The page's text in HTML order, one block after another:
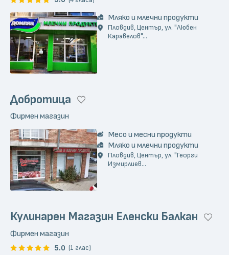
Мляко и млечни продукти
Пловдив, Център, ул. "Любен
Каравелов"...
Добротица
Фирмен магазин
Месо и месни продукти
Мляко и млечни продукти
Пловдив, Център, ул. "Георги
Измирлиев...
Кулинарен Магазин Еленски Балкан
Фирмен магазин
5.0 (1 глас)